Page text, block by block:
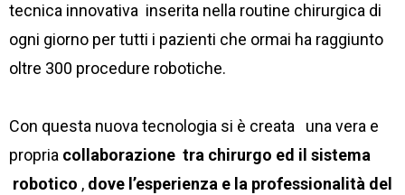
tecnica innovativa inserita nella routine chirurgica di
ogni giorno per tutti i pazienti che ormai ha raggiunto
oltre 300 procedure robotiche.
Con questa nuova tecnologia si è creata una vera e
propria collaborazione tra chirurgo ed il sistema
robotico , dove l’esperienza e la professionalità del